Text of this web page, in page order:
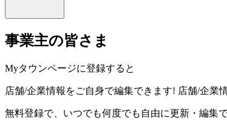
事業主の皆さま
Myタウンページに登録すると
店舗/企業情報をご自身で編集できます! 店舗/企業
無料登録で、いつでも何度でも自由に更新・編集